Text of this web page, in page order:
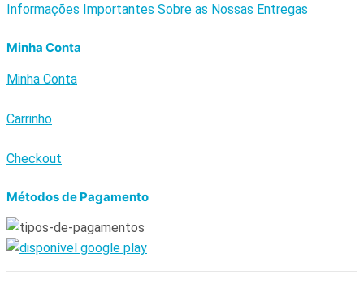
Informações Importantes Sobre as Nossas Entregas
Minha Conta
Minha Conta
Carrinho
Checkout
Métodos de Pagamento